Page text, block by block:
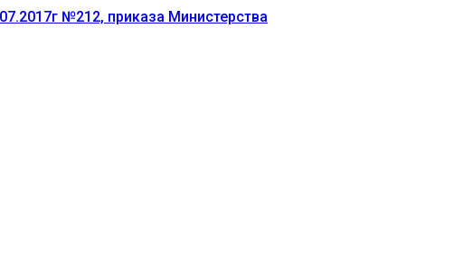
№212, приказа Министерства